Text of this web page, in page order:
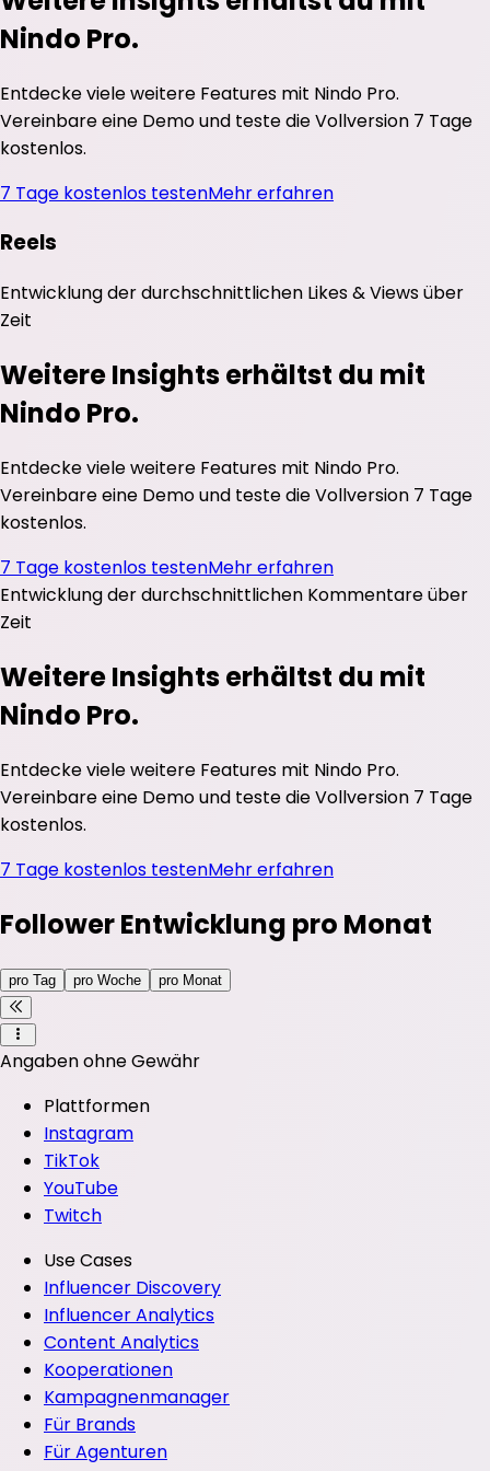
Nindo Pro.
Entdecke viele weitere Features mit Nindo Pro.
Vereinbare eine Demo und teste die Vollversion 7 Tage
kostenlos.
7 Tage kostenlos testenMehr erfahren
Reels
Entwicklung der durchschnittlichen Likes&Viewsüber
Zeit
Weitere Insights erhältst du mit
Nindo Pro.
Entdecke viele weitere Features mit Nindo Pro.
Vereinbare eine Demo und teste die Vollversion 7 Tage
kostenlos.
7 Tage kostenlos testenMehr erfahren
Entwicklung der durchschnittlichen Kommentareüber
Zeit
Weitere Insights erhältst du mit
Nindo Pro.
Entdecke viele weitere Features mit Nindo Pro.
Vereinbare eine Demo und teste die Vollversion 7 Tage
kostenlos.
7 Tage kostenlos testenMehr erfahren
Follower Entwicklung pro Monat
pro Tag pro Woche pro Monat
Angaben ohne Gewähr
Plattformen
Instagram
TikTok
YouTube
Twitch
Use Cases
Influencer Discovery
Influencer Analytics
Content Analytics
Kooperationen
Kampagnenmanager
Für Brands
Für Agenturen